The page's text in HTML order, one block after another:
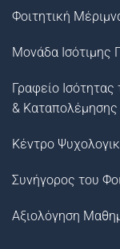
Φοιτητική
Μονάδα Ισότιμης
Γραφείο
&
Κέντρο
Συνήγορος του
Αξιολόγηση